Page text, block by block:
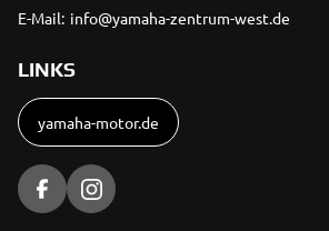
E-Mail: info@yamaha-zentrum-west.de
LINKS
yamaha-motor.de